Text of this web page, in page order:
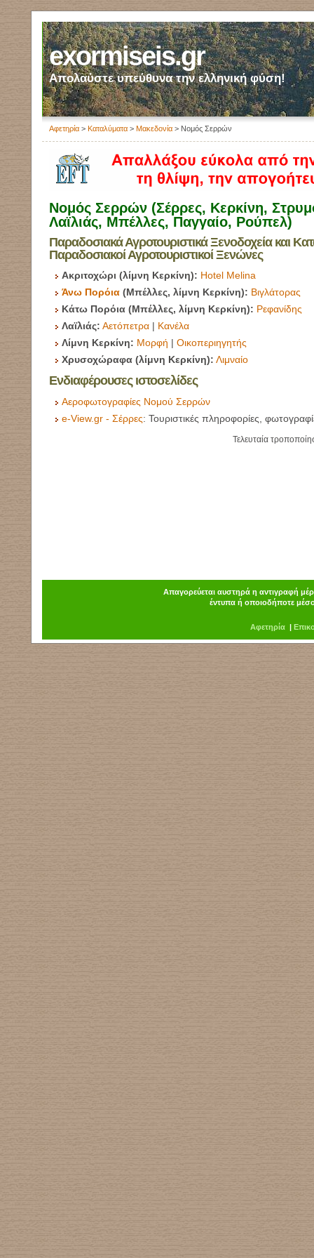
exormiseis.gr
Απολαύστε υπεύθυνα την ελληνική φύση!
Αφετηρία > Καταλύματα > Μακεδονία > Νομός Σερρών
Νομός Σερρών (Σέρρες, Κερκίνη,
Λαϊλιάς, Μπέλλες, Παγγαίο, Ρούπελ)
Παραδοσιακά Αγροτουριστικά Ξενοδοχεία και
Παραδοσιακοί Αγροτουριστικοί Ξενώνες
Ακριτοχώρι (λίμνη Κερκίνη): Hotel Melina
Άνω Πορόια (Μπέλλες, λίμνη Κερκίνη): Βιγλάτορας
Κάτω Πορόια (Μπέλλες, λίμνη Κερκίνη): Ρεφανίδης
Λαϊλιάς: Αετόπετρα | Κανέλα
Λίμνη Κερκίνη: Μορφή | Οικοπεριηγητής
Χρυσοχώραφα (λίμνη Κερκίνη): Λιμναίο
Ενδιαφέρουσες ιστοσελίδες
Αεροφωτογραφίες Νομού Σερρών
e-View.gr - Σέρρες: Τουριστικές πληροφορίες,
Τελευταία
Απαγορεύεται αυστηρά η αντιγραφή
έντυπα ή οποιοδήποτε
Αφετηρία|